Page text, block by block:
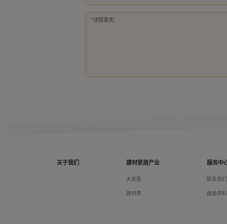
关于我们 建材家居产业
大家居
建材类
服务中
联系我们
画册资料